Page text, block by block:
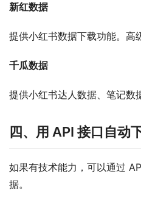
新红数据
提供小红书数据下载功能。高
千瓜数据
提供小红书达人数据、笔记数
四、用 API 接口自动
如果有技术能力，可以通过
据。